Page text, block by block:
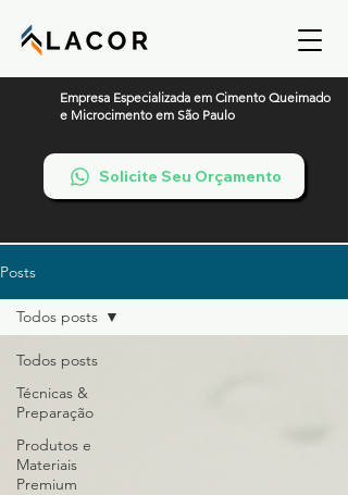
Empresa Especializada em Cimento Queimado
e Microcimento em São Paulo
Solicite Seu Orçamento
Posts
Todos posts
Técnicas &
Preparação
Produtos e
Materiais
Premium
Todos posts